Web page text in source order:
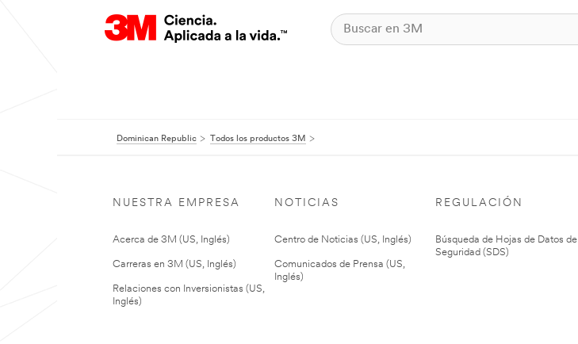
Dominican Republic Todos los productos 3M
NUESTRA EMPRESA
Acerca de 3M (US, Inglés)
Carreras en 3M (US, Inglés)
Relaciones con Inversionistas (US,
Inglés)
NOTICIAS
Centro de Noticias (US, Inglés)
Comunicados de Prensa (US,
Inglés)
REGULACIÓN
Búsqueda de Hojas de Datos de
Seguridad (SDS)